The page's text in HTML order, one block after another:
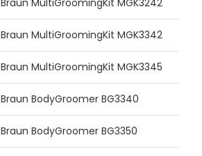
Braun MultiGroomingKit MGK3342
Braun MultiGroomingKit MGK3345
Braun BodyGroomer BG3340
Braun BodyGroomer BG3350